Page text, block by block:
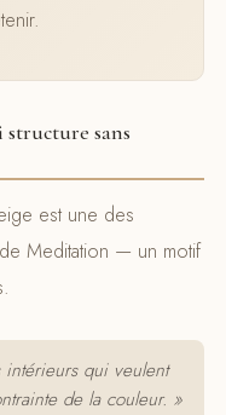
sans
est une des
Meditation — un motif
qui veulent
de la couleur. »